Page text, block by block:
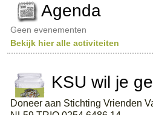
h
Agenda
Geen evenementen
Bekijk hier alle activiteiten
KSU wil je
Doneer aan Stichting Vrienden